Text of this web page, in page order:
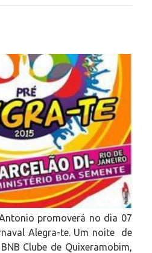
promoverá no dia 07
Alegra-te. Um noite de
Clube de Quixeramobim,